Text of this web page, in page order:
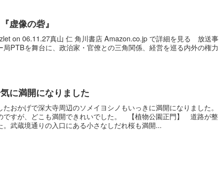
虚像の砦』
on 06.11.27真山 仁 角川書店 Amazon.co.jp で詳細を見る 放送事
PTBを舞台に、政治家・官僚との三角関係、経営を巡る内外の権力
に満開になりました
おかげで深大寺周辺のソメイヨシノもいっきに満開になりました。
ですが、どこも満開できれいでした。 【植物公園正門】 道路が整
武蔵境通りの入口にある小さなしだれ桜も満開...